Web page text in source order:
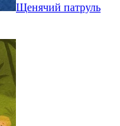
Щенячий патруль